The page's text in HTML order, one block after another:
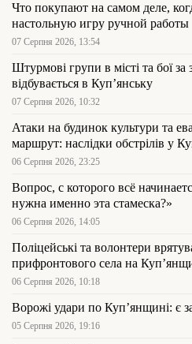
Что покупают на самом деле,
настольную игру ручной работы
07 Серпня 2026, 13:54
Штурмові групи в місті та бої
відбувається в Куп’янську
07 Серпня 2026, 10:32
Атаки на будинок культури та
маршрут: наслідки обстрілів у
06 Серпня 2026, 23:25
Вопрос, с которого всё
нужна именно эта стамеска?»
06 Серпня 2026, 14:05
Поліцейські та волонтери
прифронтового села на
06 Серпня 2026, 10:18
Ворожі удари по Куп’янщині: є
05 Серпня 2026, 19:16